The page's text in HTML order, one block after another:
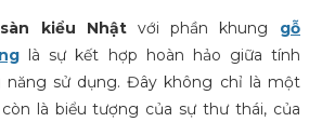
kiểu Nhật với phần khung
gỗ
là sự kết hợp hoàn hảo giữa tính
sử dụng. Đây không chỉ là một
là biểu tượng của sự thư thái, của